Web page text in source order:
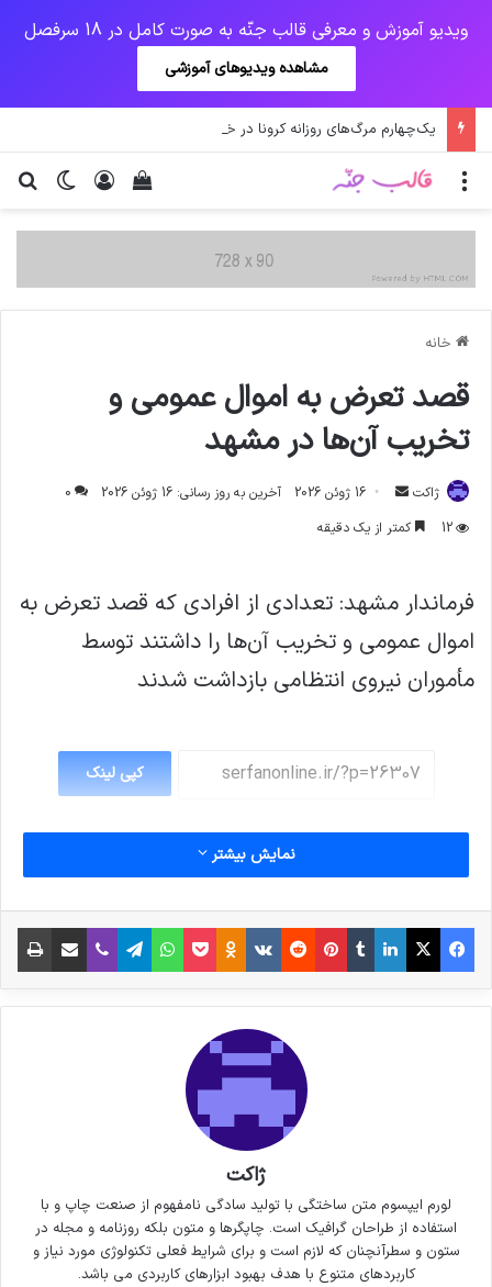
ویدیو آموزش و معرفی قالب جنّه به صورت کامل در 18 سرفصل
مشاهده ویدیوهای آموزشی
تغییر ورود
دیدن سبد خرید منو
خانه
قصد تعرض به اموال عمومی و
تخریب آن‌ها در مشهد
ژاکت
ارسال
ایمیل
16 ژوئن 2026 آخرین به روز رسانی: 16 ژوئن 2026
0
12
کمتر از یک دقیقه
فرماندار مشهد: تعدادی از افرادی که قصد تعرض به
اموال عمومی و تخریب آن‌ها را داشتند توسط
مأموران نیروی انتظامی بازداشت شدند
کپی لینک
نمایش بیشتر
فیس بوک X لینکدین
‫تامبلر‫پین‌ترست
‫رددیت‫VKontakte
‫Odnoklassniki
پاکتواتس آپ تلگراموایبر اشتراک گذاری از طریق ایمیل
ژاکت
لورم ایپسوم متن ساختگی با تولید سادگی نامفهوم از صنعت چاپ و با
استفاده از طراحان گرافیک است. چاپگرها و متون بلکه روزنامه و مجله در
ستون و سطرآنچنان که لازم است و برای شرایط فعلی تکنولوژی مورد نیاز و
کاربردهای متنوع با هدف بهبود ابزارهای کاربردی می باشد.